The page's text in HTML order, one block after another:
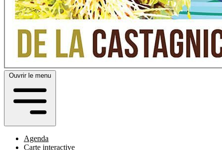
Ouvrir le menu
Agenda
Carte interactive